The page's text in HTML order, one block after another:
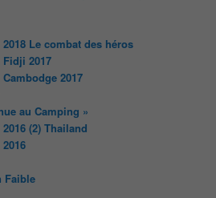
Le combat des héros
2017
2017
au Camping »
(2) Thailand
Faible